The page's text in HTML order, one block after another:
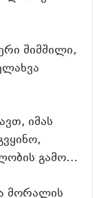
შიმშილი,
იმას
გამო…
მორალის